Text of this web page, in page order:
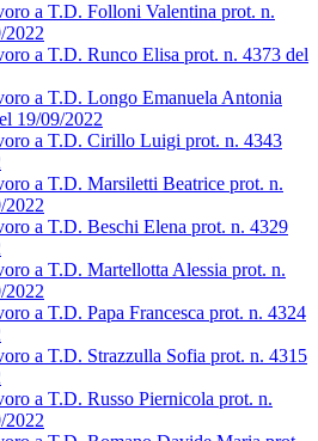
a T.D. Folloni Valentina prot. n.
2022
a T.D. Runco Elisa prot. n. 4373 del
a T.D. Longo Emanuela Antonia
19/09/2022
a T.D. Cirillo Luigi prot. n. 4343
a T.D. Marsiletti Beatrice prot. n.
2022
a T.D. Beschi Elena prot. n. 4329
a T.D. Martellotta Alessia prot. n.
2022
a T.D. Papa Francesca prot. n. 4324
a T.D. Strazzulla Sofia prot. n. 4315
a T.D. Russo Piernicola prot. n.
2022